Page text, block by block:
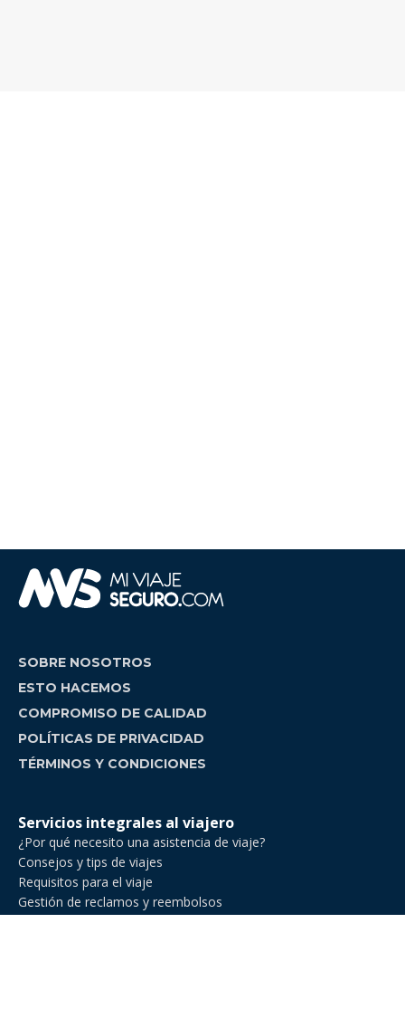
SOBRE NOSOTROS
ESTO HACEMOS
COMPROMISO DE CALIDAD
POLÍTICAS DE PRIVACIDAD
TÉRMINOS Y CONDICIONES
Servicios integrales al viajero
¿Por qué necesito una asistencia de viaje?
Consejos y tips de viajes
Requisitos para el viaje
Gestión de reclamos y reembolsos